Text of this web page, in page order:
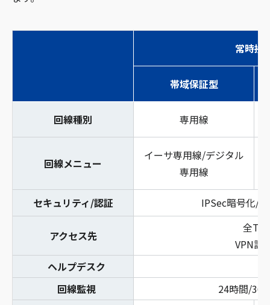
常時接
帯域保証型
回線種別 専用線
回線メニュー
イーサ専用線/デジタル
専用線
セキュリティ/認証 IPSec暗号化/
アクセス先
全TP
VPN設
ヘルプデスク
回線監視
24時間/